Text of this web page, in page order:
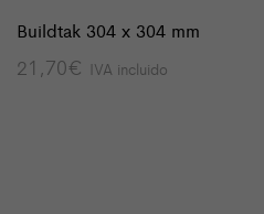
Buildtak 304 x 304 mm
21,70€ IVA incluido